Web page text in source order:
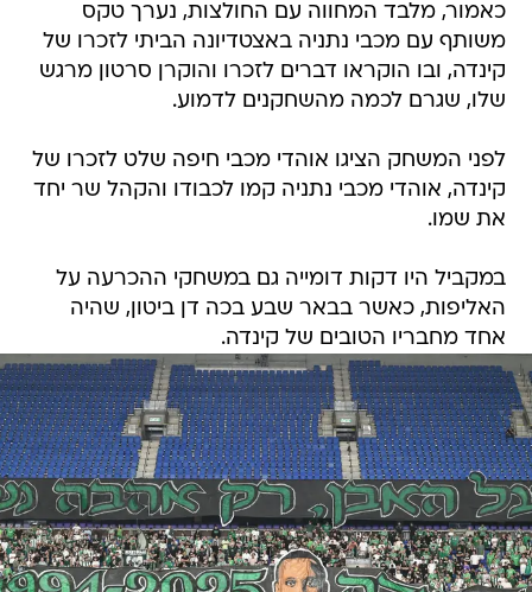
כאמור, מלבד המחווה עם החולצות, נערך טקס
משותף עם מכבי נתניה באצטדיונה הביתי לזכרו של
קינדה, ובו הוקראו דברים לזכרו והוקרן סרטון מרגש
שלו, שגרם לכמה מהשחקנים לדמוע.
לפני המשחק הציגו אוהדי מכבי חיפה שלט לזכרו של
קינדה, אוהדי מכבי נתניה קמו לכבודו והקהל שר יחד
את שמו.
במקביל היו דקות דומייה גם במשחקי ההכרעה על
האליפות, כאשר בבאר שבע בכה דן ביטון, שהיה
אחד מחבריו הטובים של קינדה.